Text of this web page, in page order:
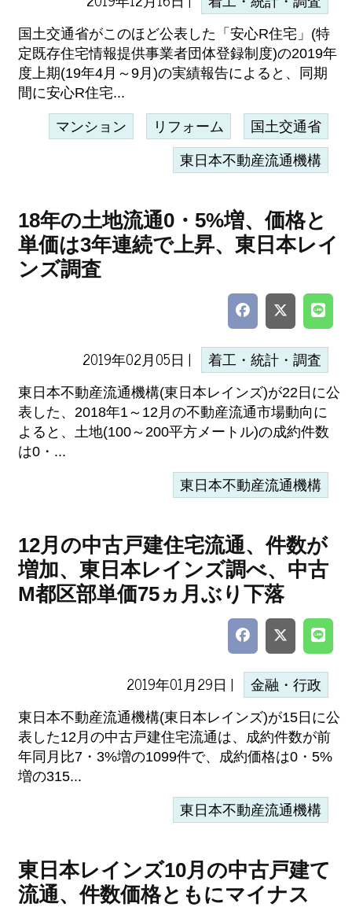
国土交通省がこのほど公表した「安心R住宅」(特
定既存住宅情報提供事業者団体登録制度)の2019年
度上期(19年4月～9月)の実績報告によると、同期
間に安心R住宅...
マンション リフォーム 国土交通省
東日本不動産流通機構
18年の土地流通0・5%増、価格と
単価は3年連続で上昇、東日本レイ
ンズ調査
2019年02月05日 | 着工・統計・調査
東日本不動産流通機構(東日本レインズ)が22日に公
表した、2018年1～12月の不動産流通市場動向に
よると、土地(100～200平方メートル)の成約件数
は0・...
東日本不動産流通機構
12月の中古戸建住宅流通、件数が
増加、東日本レインズ調べ、中古
M都区部単価75ヵ月ぶり下落
2019年01月29日 | 金融・行政
東日本不動産流通機構(東日本レインズ)が15日に公
表した12月の中古戸建住宅流通は、成約件数が前
年同月比7・3%増の1099件で、成約価格は0・5%
増の315...
東日本不動産流通機構
東日本レインズ10月の中古戸建て
流通、件数価格ともにマイナス